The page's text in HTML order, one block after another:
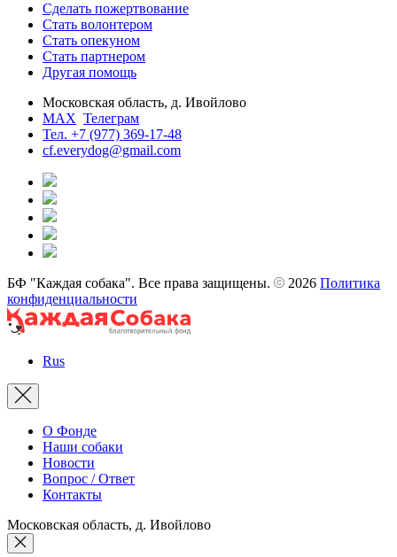
Сделать пожертвование
Стать волонтером
Стать опекуном
Стать партнером
Другая помощь
Московская область, д. Ивойлово
MAX Телеграм
Тел. +7 (977) 369-17-48
cf.everydog@gmail.com
БФ "Каждая собака". Все права защищены. 2026 Политика
конфиденциальности
Rus
О Фонде
Наши собаки
Новости
Вопрос / Ответ
Контакты
Московская область, д. Ивойлово